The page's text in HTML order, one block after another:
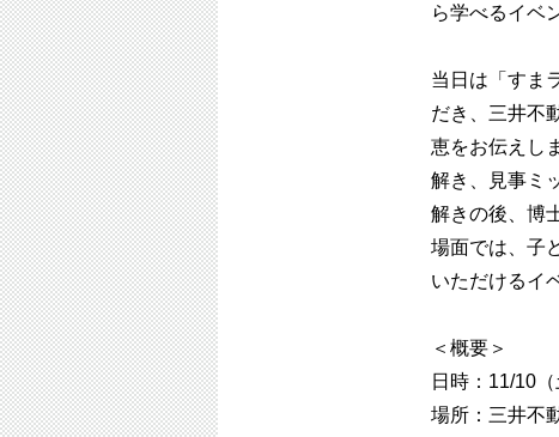
ら学べるイベ
当日は「すま
だき、三井不
恵をお伝えし
解き、見事ミ
解きの後、博
場面では、子
いただけるイ
＜概要＞
日時：11/10
場所：三井不